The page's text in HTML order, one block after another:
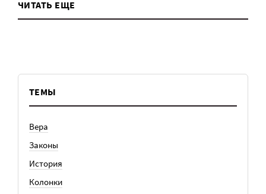
ЧИТАТЬ ЕЩЕ
ТЕМЫ
Вера
Законы
История
Колонки